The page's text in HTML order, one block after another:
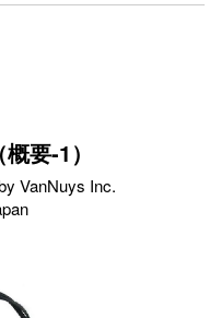
要-1）
VanNuys Inc.